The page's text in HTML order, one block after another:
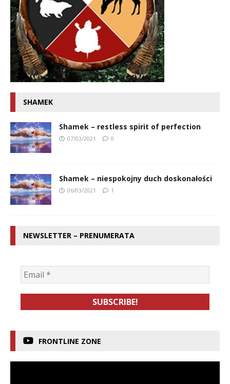
SHAMEK
Shamek – restless spirit of perfection
07/03/2021 0
Shamek – niespokojny duch doskonałości
06/03/2021 1
NEWSLETTER – PRENUMERATA
FRONTLINE ZONE